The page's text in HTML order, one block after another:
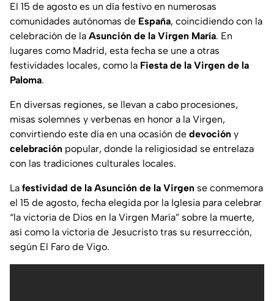
El 15 de agosto es un día festivo en numerosas
comunidades autónomas de España, coincidiendo con la
celebración de la Asunción de la Virgen María. En
lugares como Madrid, esta fecha se une a otras
festividades locales, como la Fiesta de la Virgen de la
Paloma.
En diversas regiones, se llevan a cabo procesiones,
misas solemnes y verbenas en honor a la Virgen,
convirtiendo este día en una ocasión de devoción y
celebración popular, donde la religiosidad se entrelaza
con las tradiciones culturales locales.
La festividad de la Asunción de la Virgen se conmemora
el 15 de agosto, fecha elegida por la Iglesia para celebrar
“la victoria de Dios en la Virgen María” sobre la muerte,
así como la victoria de Jesucristo tras su resurrección,
según El Faro de Vigo.